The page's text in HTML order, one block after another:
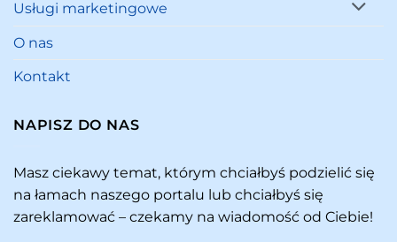
Usługi marketingowe
O nas
Kontakt
NAPISZ DO NAS
Masz ciekawy temat, którym chciałbyś podzielić się
na łamach naszego portalu lub chciałbyś się
zareklamować – czekamy na wiadomość od Ciebie!